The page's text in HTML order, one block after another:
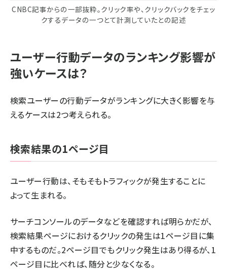
CNBC記事からの一部抜粋。クリック率や、クリックバックをチェッ
クするデータの一つとて計測していたとの記述
ユーザー行動データのランキング影響が
強いケースは？
検索ユーザーの行動データがランキングに大きく影響を与
えるケースは2つ考えられる。
検索結果の1ページ目
ユーザー行動は、そもそもトラフィックが発生することに
よって生まれる。
サーチコンソールのデータなどを確認すれば明らかだが、
検索結果ページにおけるクリックの発生は1ページ目に集
中するものだ。2ページ目でもクリック発生はあり得るが、1
ページ目に比べれば、随分と少なくなる。